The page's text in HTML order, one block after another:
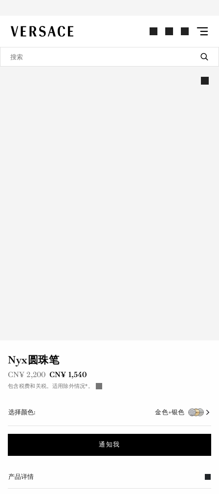
VERSACE | 主页
Nyx圆珠笔
之前是
CN¥ 2,200现在是
CN¥ 1,540
包含税费和关税。适用除外情况*。
选择颜色: 金色+银色
通知我
产品详情